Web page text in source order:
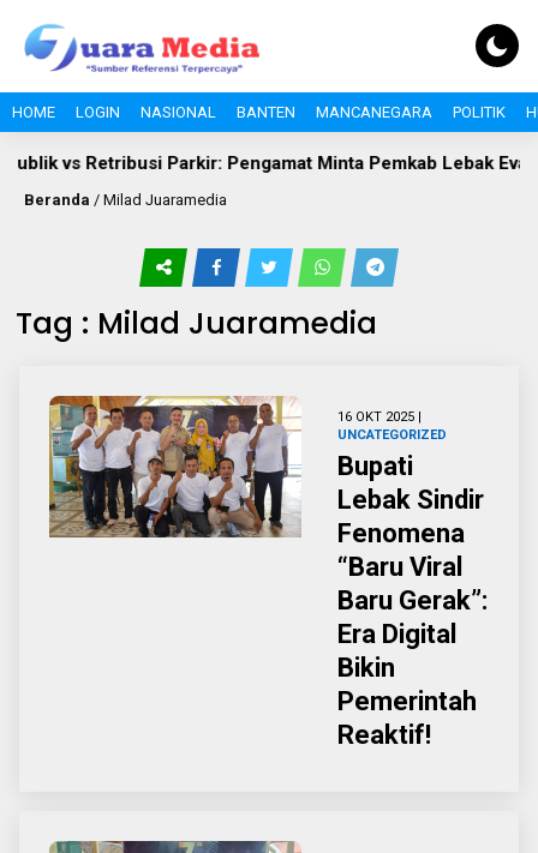
HOME LOGIN NASIONAL BANTEN MANCANEGARA POLITIK
vs Retribusi Parkir: Pengamat Minta Pemkab Lebak
Beranda / Milad Juaramedia
Tag : Milad Juaramedia
16 OKT 2025 |
UNCATEGORIZED
Bupati
Lebak Sindir
Fenomena
“Baru Viral
Baru Gerak”:
Era Digital
Bikin
Pemerintah
Reaktif!